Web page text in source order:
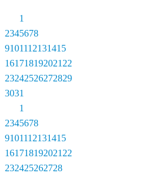
1
2345678
9101112131415
161718192021 22
23242526272829
3031
1
2345678
9101112131415
161718192021 22
232425262728